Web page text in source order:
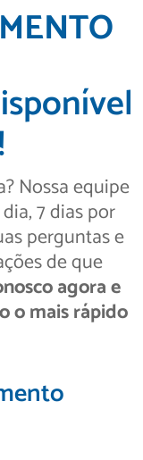
Nossa equipe
7 dias por
perguntas e
de que
agora e
o mais rápido